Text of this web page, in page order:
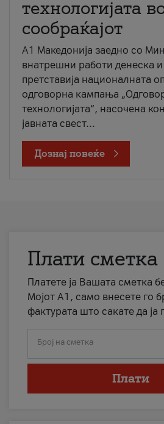
технологијата
сообраќајот
A1 Македонија заедно со
внатрешни работи денеска и
претставија националната
одговорна кампања
технологијата“, насочена
јавната свест...
Дознај повеќе
Плати сметка
Платете ја Вашата сметка
Мојот А1, само внесете го
фактурата што сакате да ја
Број на сметка
Плати